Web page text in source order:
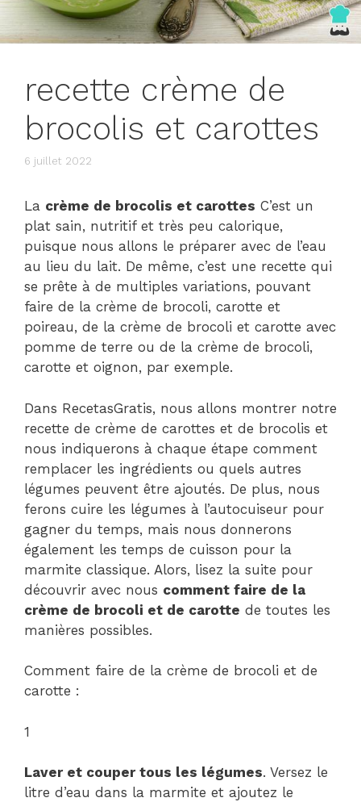
recette crème de
brocolis et carottes
6 juillet 2022
La crème de brocolis et carottes C’est un
plat sain, nutritif et très peu calorique,
puisque nous allons le préparer avec de l’eau
au lieu du lait. De même, c’est une recette qui
se prête à de multiples variations, pouvant
faire de la crème de brocoli, carotte et
poireau, de la crème de brocoli et carotte avec
pomme de terre ou de la crème de brocoli,
carotte et oignon, par exemple.
Dans RecetasGratis, nous allons montrer notre
recette de crème de carottes et de brocolis et
nous indiquerons à chaque étape comment
remplacer les ingrédients ou quels autres
légumes peuvent être ajoutés. De plus, nous
ferons cuire les légumes à l’autocuiseur pour
gagner du temps, mais nous donnerons
également les temps de cuisson pour la
marmite classique. Alors, lisez la suite pour
découvrir avec nous comment faire de la
crème de brocoli et de carotte de toutes les
manières possibles.
Comment faire de la crème de brocoli et de
carotte :
1
Laver et couper tous les légumes. Versez le
litre d’eau dans la marmite et ajoutez le